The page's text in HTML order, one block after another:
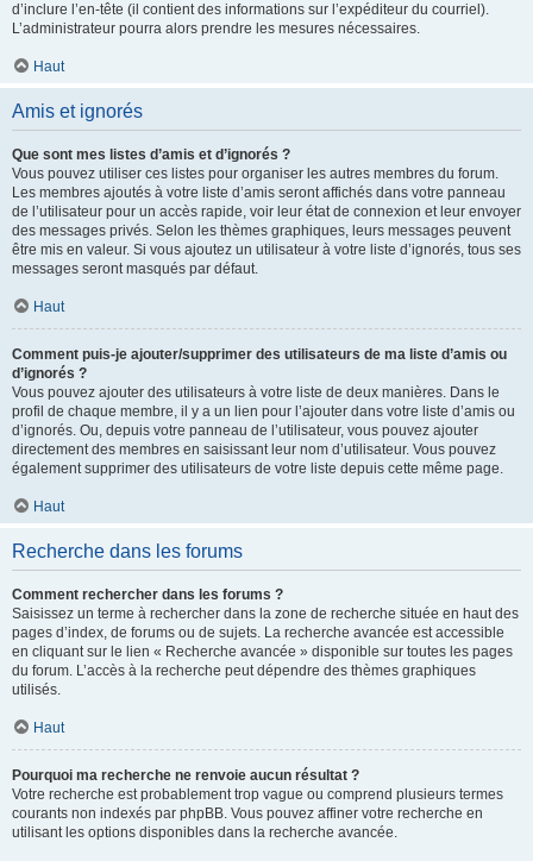
d’inclure l’en-tête (il contient des informations sur l’expéditeur du courriel).
L’administrateur pourra alors prendre les mesures nécessaires.
Haut
Amis et ignorés
Que sont mes listes d’amis et d’ignorés ?
Vous pouvez utiliser ces listes pour organiser les autres membres du forum.
Les membres ajoutés à votre liste d’amis seront affichés dans votre panneau
de l’utilisateur pour un accès rapide, voir leur état de connexion et leur envoyer
des messages privés. Selon les thèmes graphiques, leurs messages peuvent
être mis en valeur. Si vous ajoutez un utilisateur à votre liste d’ignorés, tous ses
messages seront masqués par défaut.
Haut
Comment puis-je ajouter/supprimer des utilisateurs de ma liste d’amis ou
d’ignorés ?
Vous pouvez ajouter des utilisateurs à votre liste de deux manières. Dans le
profil de chaque membre, il y a un lien pour l’ajouter dans votre liste d’amis ou
d’ignorés. Ou, depuis votre panneau de l’utilisateur, vous pouvez ajouter
directement des membres en saisissant leur nom d’utilisateur. Vous pouvez
également supprimer des utilisateurs de votre liste depuis cette même page.
Haut
Recherche dans les forums
Comment rechercher dans les forums ?
Saisissez un terme à rechercher dans la zone de recherche située en haut des
pages d’index, de forums ou de sujets. La recherche avancée est accessible
en cliquant sur le lien « Recherche avancée » disponible sur toutes les pages
du forum. L’accès à la recherche peut dépendre des thèmes graphiques
utilisés.
Haut
Pourquoi ma recherche ne renvoie aucun résultat ?
Votre recherche est probablement trop vague ou comprend plusieurs termes
courants non indexés par phpBB. Vous pouvez affiner votre recherche en
utilisant les options disponibles dans la recherche avancée.